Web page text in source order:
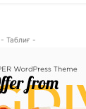
- Таблиғ -